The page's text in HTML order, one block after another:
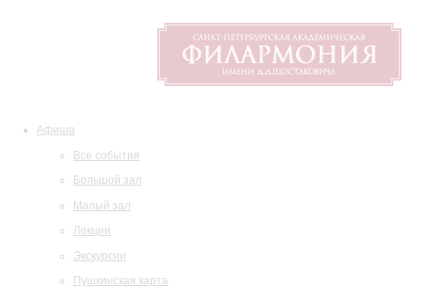
Афиша
Все события
Большой зал
Малый зал
Лекции
Экскурсии
Пушкинская карта